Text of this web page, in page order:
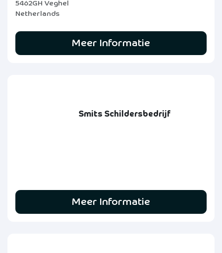
5462GH Veghel
Netherlands
Meer Informatie
Smits Schildersbedrijf
Meer Informatie